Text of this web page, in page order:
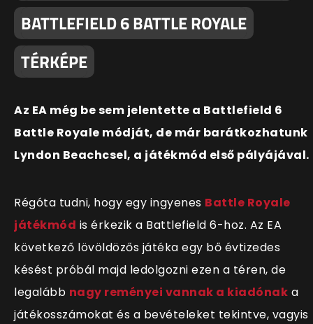
BATTLEFIELD 6 BATTLE ROYALE
TÉRKÉPE
Az EA még be sem jelentette a Battlefield 6
Battle Royale módját, de már barátkozhatunk
Lyndon Beachcsel, a játékmód első pályájával.
Régóta tudni, hogy egy ingyenes Battle Royale
játékmód is érkezik a Battlefield 6-hoz. Az EA
következő lövöldözős játéka egy bő évtizedes
késést próbál majd ledolgozni ezen a téren, de
legalább nagy reményei vannak a kiadónak a
játékosszámokat és a bevételeket tekintve, vagyis